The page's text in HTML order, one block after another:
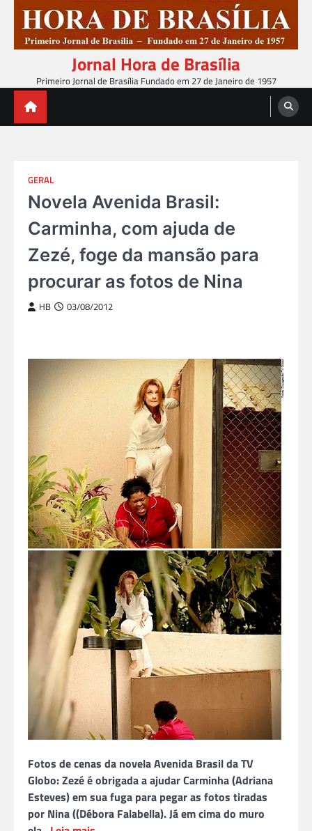
content
Jornal Hora de Brasília
Primeiro Jornal de Brasília Fundado em 27 de Janeiro de 1957
GERAL
Novela Avenida Brasil:
Carminha, com ajuda de
Zezé, foge da mansão para
procurar as fotos de Nina
HB 03/08/2012
Fotos de cenas da novela Avenida Brasil da TV
Globo: Zezé é obrigada a ajudar Carminha (Adriana
Esteves) em sua fuga para pegar as fotos tiradas
por Nina ((Débora Falabella). Já em cima do muro